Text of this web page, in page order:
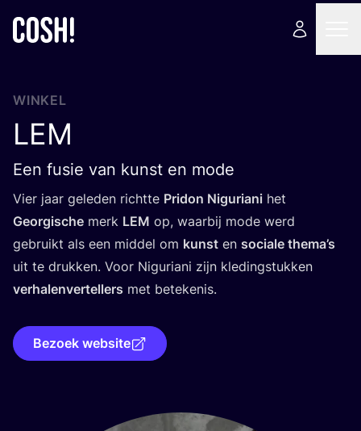
WINKEL
LEM
Een fusie van kunst en mode
Vier jaar gele­den richt­te Pri­don Nigu­ri­a­ni het
Geor­gi­sche merk LEM op, waar­bij mode werd
gebruikt als een mid­del om kunst en soci­a­le the­ma’s
uit te druk­ken. Voor Nigu­ri­a­ni zijn kle­ding­stuk­ken
ver­ha­len­ver­tel­lers met betekenis.
Bezoek website